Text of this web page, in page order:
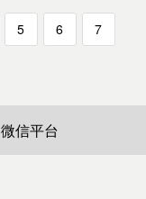
5 6 7
微信平台